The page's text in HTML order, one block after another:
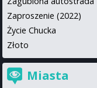
Zaproszenie (2022)
Życie Chucka
Złoto
Miasta